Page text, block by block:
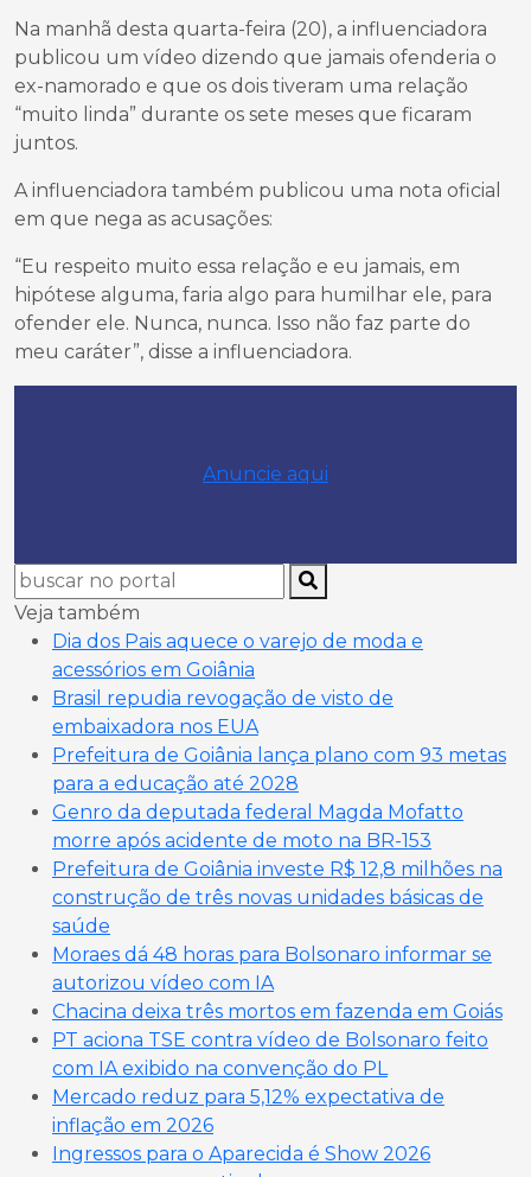
Na manhã desta quarta-feira (20), a influenciadora
publicou um vídeo dizendo que jamais ofenderia o
ex-namorado e que os dois tiveram uma relação
“muito linda” durante os sete meses que ficaram
juntos.
A influenciadora também publicou uma nota oficial
em que nega as acusações:
“Eu respeito muito essa relação e eu jamais, em
hipótese alguma, faria algo para humilhar ele, para
ofender ele. Nunca, nunca. Isso não faz parte do
meu caráter”, disse a influenciadora.
Anuncie aqui
Veja também
Dia dos Pais aquece o varejo de moda e
acessórios em Goiânia
Brasil repudia revogação de visto de
embaixadora nos EUA
Prefeitura de Goiânia lança plano com 93 metas
para a educação até 2028
Genro da deputada federal Magda Mofatto
morre após acidente de moto na BR-153
Prefeitura de Goiânia investe R$ 12,8 milhões na
construção de três novas unidades básicas de
saúde
Moraes dá 48 horas para Bolsonaro informar se
autorizou vídeo com IA
Chacina deixa três mortos em fazenda em Goiás
PT aciona TSE contra vídeo de Bolsonaro feito
com IA exibido na convenção do PL
Mercado reduz para 5,12% expectativa de
inflação em 2026
Ingressos para o Aparecida é Show 2026